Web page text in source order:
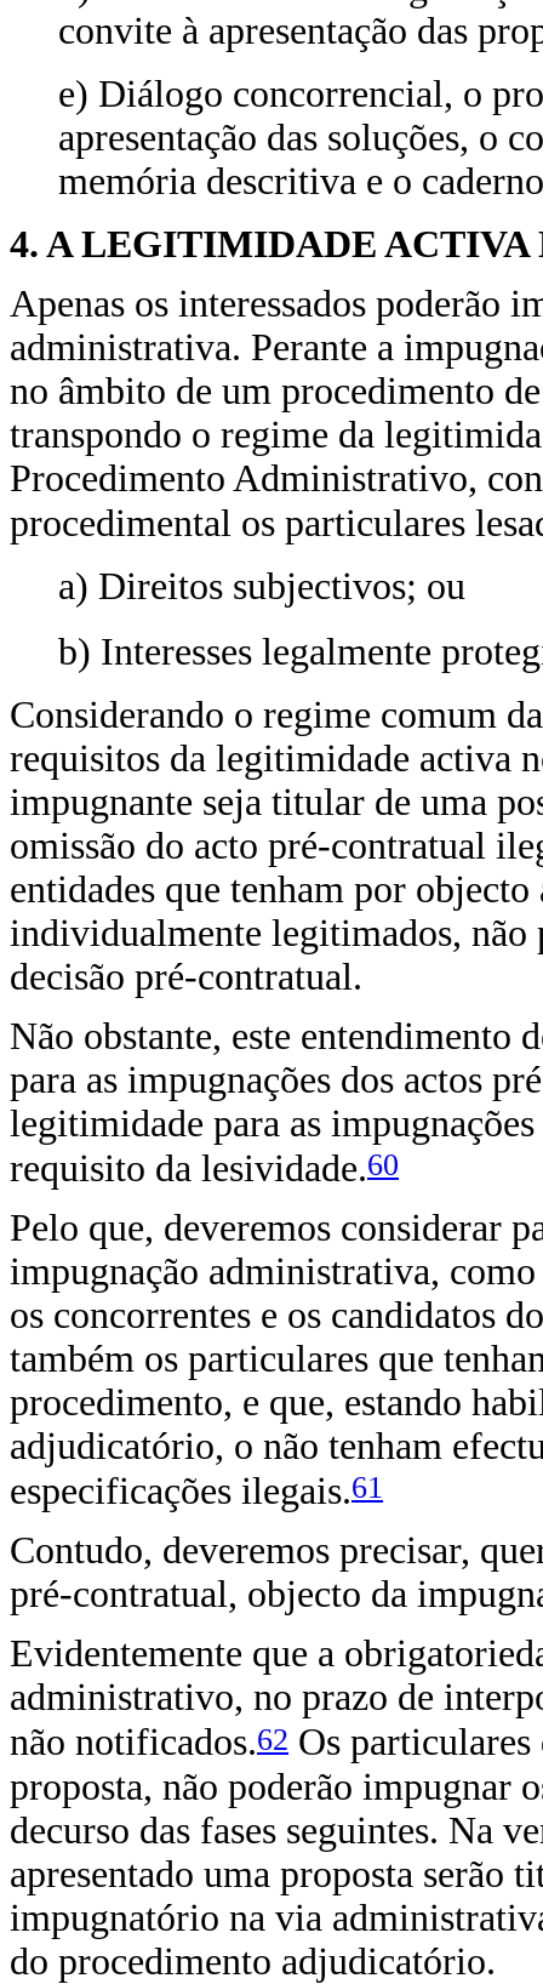
convite à apresentação das
e) Diálogo concorrencial, o
apresentação das soluções, o
memória descritiva e o
4. A LEGITIMIDADE ACTIVA
Apenas os interessados poderão
administrativa. Perante a
no âmbito de um procedimento
transpondo o regime da
Procedimento Administrativo,
procedimental os particulares
a) Direitos subjectivos; ou
b) Interesses legalmente
Considerando o regime comum
requisitos da legitimidade activa
impugnante seja titular de uma
omissão do acto pré-contratual
entidades que tenham por objecto
individualmente legitimados, não
decisão pré-contratual.
Não obstante, este entendimento
para as impugnações dos actos
legitimidade para as
requisito da lesividade.60
Pelo que, deveremos considerar
impugnação administrativa,
os concorrentes e os candidatos
também os particulares que
procedimento, e que, estando
adjudicatório, o não tenham
especificações ilegais.61
Contudo, deveremos precisar,
pré-contratual, objecto da
Evidentemente que a
administrativo, no prazo de
não notificados.62 Os particulares
proposta, não poderão impugnar
decurso das fases seguintes. Na
apresentado uma proposta serão
impugnatório na via
do procedimento adjudicatório.